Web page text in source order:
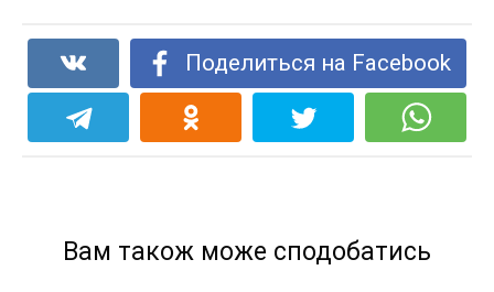
Поделиться на Facebook
Вам також може сподобатись